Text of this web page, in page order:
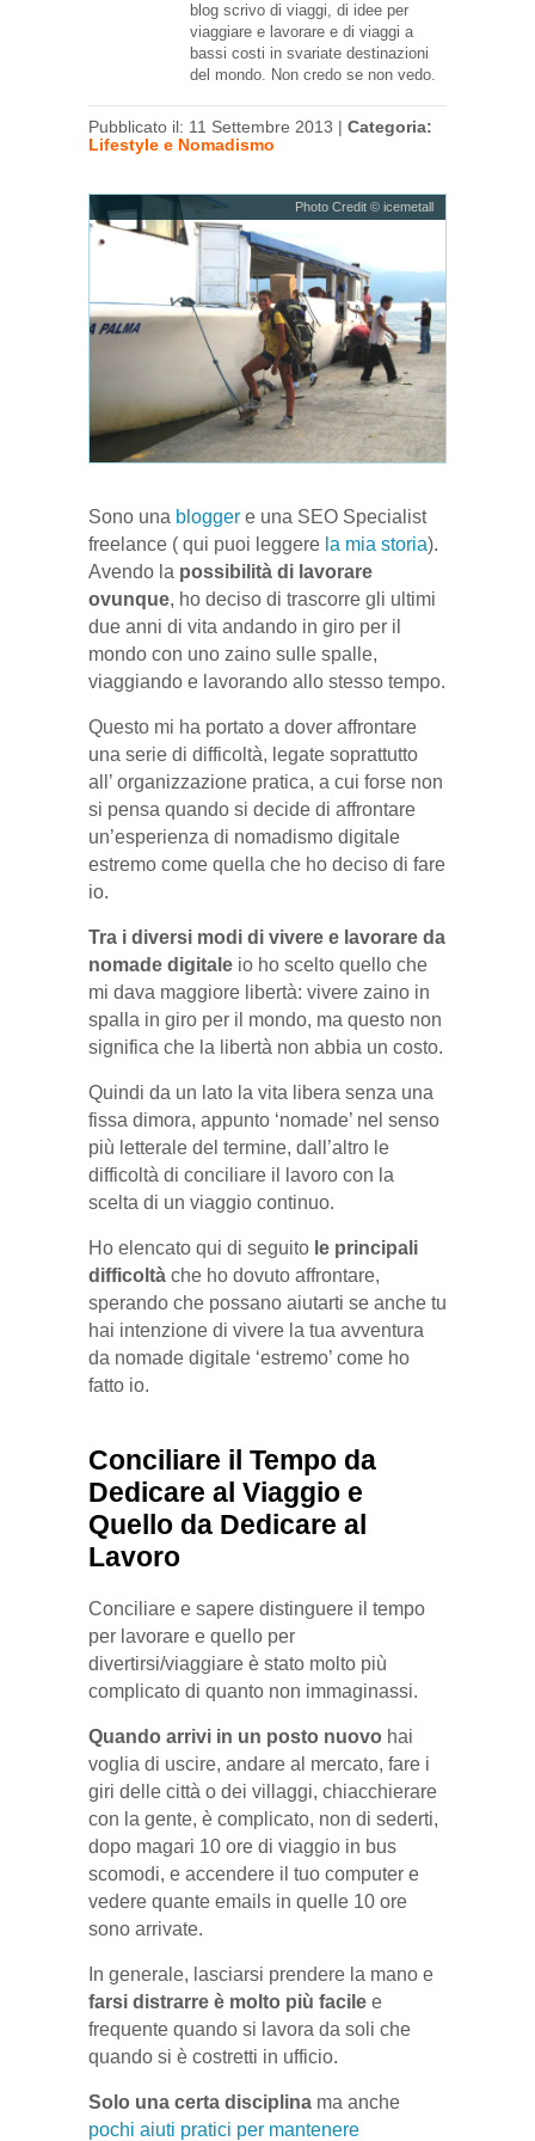
blog scrivo di viaggi, di idee per
viaggiare e lavorare e di viaggi a
bassi costi in svariate destinazioni
del mondo. Non credo se non vedo.
Pubblicato il: 11 Settembre 2013 | Categoria:
Lifestyle e Nomadismo
Photo Credit © icemetall
Sono una blogger e una SEO Specialist
freelance ( qui puoi leggere la mia storia).
Avendo la possibilità di lavorare
ovunque, ho deciso di trascorre gli ultimi
due anni di vita andando in giro per il
mondo con uno zaino sulle spalle,
viaggiando e lavorando allo stesso tempo.
Questo mi ha portato a dover affrontare
una serie di difficoltà, legate soprattutto
all’ organizzazione pratica, a cui forse non
si pensa quando si decide di affrontare
un’esperienza di nomadismo digitale
estremo come quella che ho deciso di fare
io.
Tra i diversi modi di vivere e lavorare da
nomade digitale io ho scelto quello che
mi dava maggiore libertà: vivere zaino in
spalla in giro per il mondo, ma questo non
significa che la libertà non abbia un costo.
Quindi da un lato la vita libera senza una
fissa dimora, appunto ‘nomade’ nel senso
più letterale del termine, dall’altro le
difficoltà di conciliare il lavoro con la
scelta di un viaggio continuo.
Ho elencato qui di seguito le principali
difficoltà che ho dovuto affrontare,
sperando che possano aiutarti se anche tu
hai intenzione di vivere la tua avventura
da nomade digitale ‘estremo’ come ho
fatto io.
Conciliare il Tempo da
Dedicare al Viaggio e
Quello da Dedicare al
Lavoro
Conciliare e sapere distinguere il tempo
per lavorare e quello per
divertirsi/viaggiare è stato molto più
complicato di quanto non immaginassi.
Quando arrivi in un posto nuovo hai
voglia di uscire, andare al mercato, fare i
giri delle città o dei villaggi, chiacchierare
con la gente, è complicato, non di sederti,
dopo magari 10 ore di viaggio in bus
scomodi, e accendere il tuo computer e
vedere quante emails in quelle 10 ore
sono arrivate.
In generale, lasciarsi prendere la mano e
farsi distrarre è molto più facile e
frequente quando si lavora da soli che
quando si è costretti in ufficio.
Solo una certa disciplina ma anche
pochi aiuti pratici per mantenere